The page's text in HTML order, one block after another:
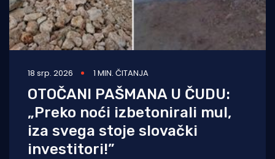
18 srp. 2026 1 MIN. ČITANJA
OTOČANI PAŠMANA U ČUDU:
„Preko noći izbetonirali mul,
iza svega stoje slovački
investitori!”